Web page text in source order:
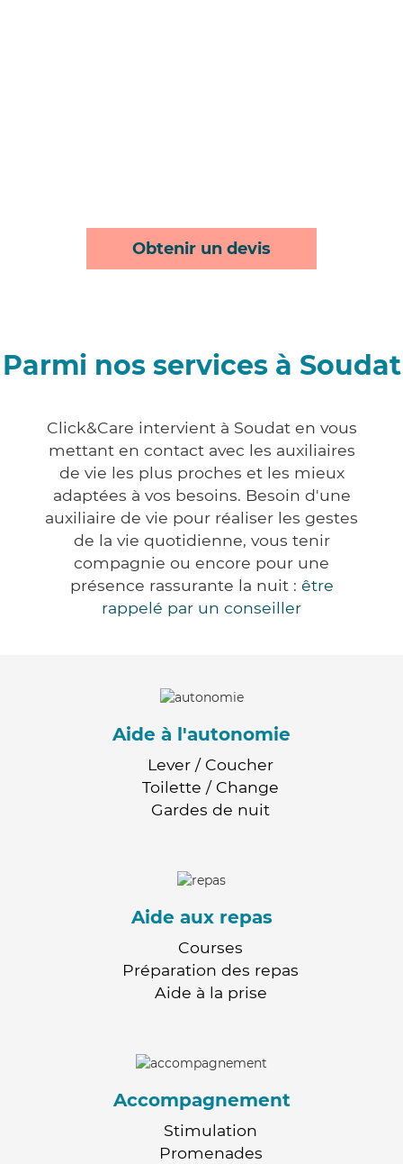
Obtenir un devis
Parmi nos services à Soudat
Click&Care intervient à Soudat en vous
mettant en contact avec les auxiliaires
de vie les plus proches et les mieux
adaptées à vos besoins. Besoin d'une
auxiliaire de vie pour réaliser les gestes
de la vie quotidienne, vous tenir
compagnie ou encore pour une
présence rassurante la nuit : être
rappelé par un conseiller
Aide à l'autonomie
Lever / Coucher
Toilette / Change
Gardes de nuit
Aide aux repas
Courses
Préparation des repas
Aide à la prise
Accompagnement
Stimulation
Promenades